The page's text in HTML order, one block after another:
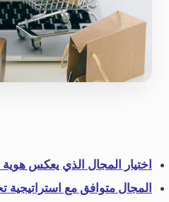
اختيار المجال الذي يعكس هوية
المجال متوافق مع